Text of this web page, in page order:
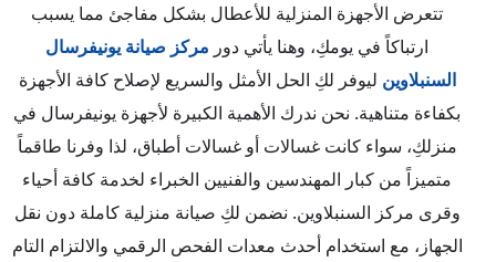
تتعرض الأجهزة المنزلية للأعطال بشكل مفاجئ مما يسبب
ارتباكاً في يومكِ، وهنا يأتي دور مركز صيانة يونيفرسال
السنبلاوين ليوفر لكِ الحل الأمثل والسريع لإصلاح كافة الأجهزة
بكفاءة متناهية. نحن ندرك الأهمية الكبيرة لأجهزة يونيفرسال في
منزلكِ، سواء كانت غسالات أو غسالات أطباق، لذا وفرنا طاقماً
متميزاً من كبار المهندسين والفنيين الخبراء لخدمة كافة أحياء
وقرى مركز السنبلاوين. نضمن لكِ صيانة منزلية كاملة دون نقل
الجهاز، مع استخدام أحدث معدات الفحص الرقمي والالتزام التام